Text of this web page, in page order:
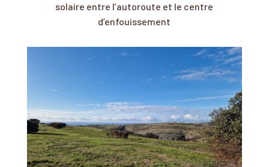
solaire entre l’autoroute et le centre
d’enfouissement